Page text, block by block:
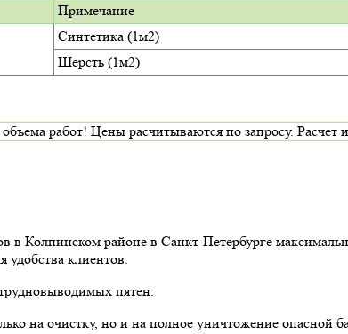
Примечание
Синтетика (1м2)
Шерсть (1м2)
работ! Цены расчитываются по запросу. Расчет и
в Колпинском районе в Санкт-Петербурге
удобства клиентов.
пятен.
на очистку, но и на полное уничтожение опасной